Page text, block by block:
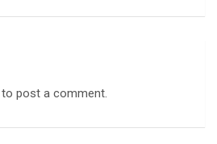
to post a comment.